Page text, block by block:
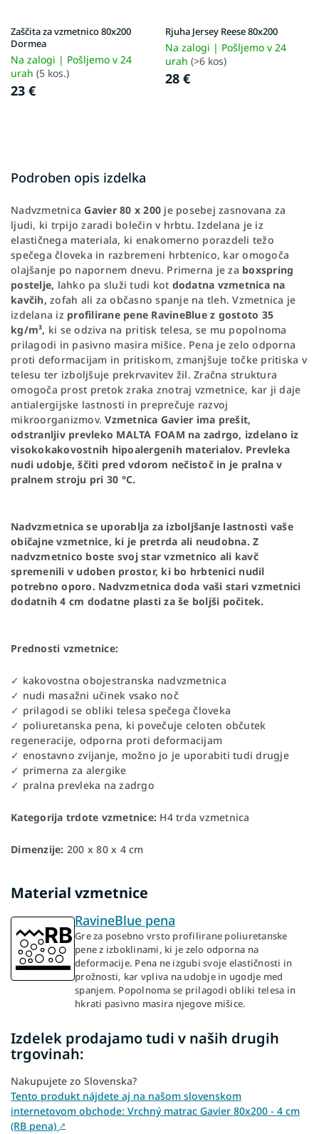
Zaščita za vzmetnico 80x200
Dormea
Na zalogi | Pošljemo v 24
urah (5 kos.)
23 €
Rjuha Jersey Reese 80x200
Na zalogi | Pošljemo v 24
urah (>6 kos)
28 €
Podroben opis izdelka
NadvzmetnicaGavier 80 x 200 je posebej zasnovana za
ljudi, ki trpijo zaradi bolečin v hrbtu. Izdelana je iz
elastičnega materiala, ki enakomerno porazdeli težo
spečega človeka in razbremeni hrbtenico, kar omogoča
olajšanje po napornem dnevu. Primerna je za boxspring
postelje, lahko pa služi tudi kot dodatna vzmetnica na
kavčih, zofah ali za občasno spanje na tleh. Vzmetnica je
izdelana izprofilirane pene RavineBlue z gostoto 35
kg/m³, ki se odziva na pritisk telesa, se mu popolnoma
prilagodi in pasivno masira mišice. Pena je zelo odporna
proti deformacijam in pritiskom, zmanjšuje točke pritiska v
telesu ter izboljšuje prekrvavitev žil. Zračna struktura
omogoča prost pretok zraka znotraj vzmetnice, kar ji daje
antialergijske lastnosti in preprečuje razvoj
mikroorganizmov.Vzmetnica Gavier ima prešit,
odstranljiv prevleko MALTA FOAM na zadrgo, izdelano iz
visokokakovostnih hipoalergenih materialov. Prevleka
nudi udobje, ščiti pred vdorom nečistoč in je pralna v
pralnem stroju pri 30 °C.
Nadvzmetnica se uporablja za izboljšanje lastnosti vaše
običajne vzmetnice, ki je pretrda ali neudobna. Z
nadvzmetnico boste svoj star vzmetnico ali kavč
spremenili v udoben prostor, ki bo hrbtenici nudil
potrebno oporo. Nadvzmetnica doda vaši stari vzmetnici
dodatnih 4 cm dodatne plasti za še boljši počitek.
Prednosti vzmetnice:
✓ kakovostna obojestranska nadvzmetnica
✓ nudi masažni učinek vsako noč
✓ prilagodi se obliki telesa spečega človeka
✓ poliuretanska pena, ki povečuje celoten občutek
regeneracije, odporna proti deformacijam
✓ enostavno zvijanje, možno jo je uporabiti tudi drugje
✓ primerna za alergike
✓ pralna prevleka na zadrgo
Kategorija trdote vzmetnice: H4 trda vzmetnica
Dimenzije: 200 x 80 x 4 cm
Material vzmetnice
RavineBlue pena
Gre za posebno vrsto profilirane poliuretanske
pene z izboklinami, ki je zelo odporna na
deformacije. Pena ne izgubi svoje elastičnosti in
prožnosti, kar vpliva na udobje in ugodje med
spanjem. Popolnoma se prilagodi obliki telesa in
hkrati pasivno masira njegove mišice.
Izdelek prodajamo tudi v naših drugih
trgovinah:
Nakupujete zo Slovenska?
Tento produkt nájdete aj na našom slovenskom
internetovom obchode: Vrchný matrac Gavier 80x200 - 4 cm
(RB pena) ↗